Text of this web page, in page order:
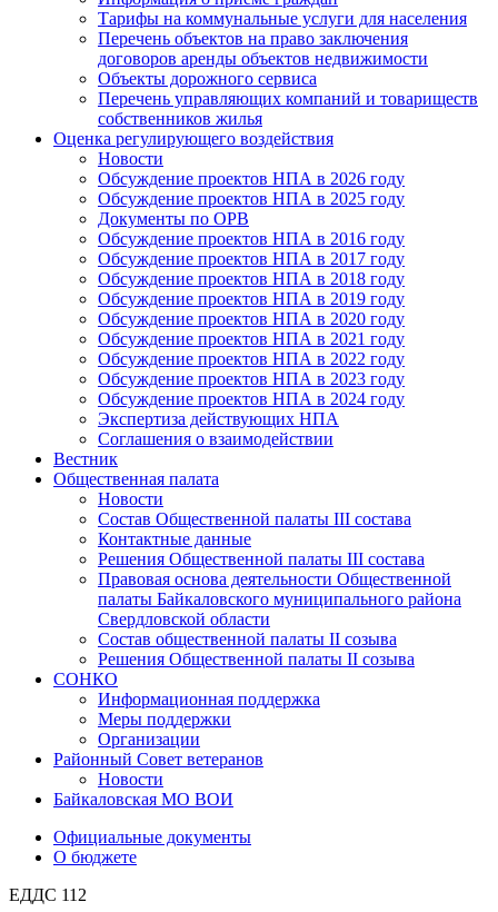
Тарифы на коммунальные услуги для населения
Перечень объектов на право заключения
договоров аренды объектов недвижимости
Объекты дорожного сервиса
Перечень управляющих компаний и товариществ
собственников жилья
Оценка регулирующего воздействия
Новости
Обсуждение проектов НПА в 2026 году
Обсуждение проектов НПА в 2025 году
Документы по ОРВ
Обсуждение проектов НПА в 2016 году
Обсуждение проектов НПА в 2017 году
Обсуждение проектов НПА в 2018 году
Обсуждение проектов НПА в 2019 году
Обсуждение проектов НПА в 2020 году
Обсуждение проектов НПА в 2021 году
Обсуждение проектов НПА в 2022 году
Обсуждение проектов НПА в 2023 году
Обсуждение проектов НПА в 2024 году
Экспертиза действующих НПА
Соглашения о взаимодействии
Вестник
Общественная палата
Новости
Состав Общественной палаты III состава
Контактные данные
Решения Общественной палаты III состава
Правовая основа деятельности Общественной
палаты Байкаловского муниципального района
Свердловской области
Состав общественной палаты II созыва
Решения Общественной палаты II созыва
СОНКО
Информационная поддержка
Меры поддержки
Организации
Районный Совет ветеранов
Новости
Байкаловская МО ВОИ
Официальные документы
О бюджете
ЕДДС 112